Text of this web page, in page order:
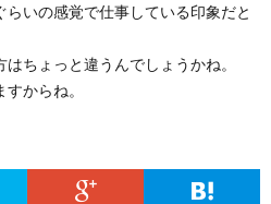
いの感覚で仕事している印象だと
ちょっと違うんでしょうかね。
からね。